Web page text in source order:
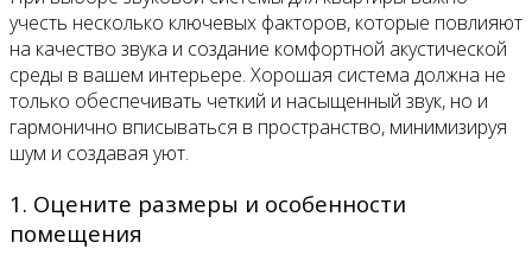
учесть несколько ключевых факторов, которые повлияют
на качество звука и создание комфортной акустической
среды в вашем интерьере. Хорошая система должна не
только обеспечивать четкий и насыщенный звук, но и
гармонично вписываться в пространство, минимизируя
шум и создавая уют.
1. Оцените размеры и особенности
помещения